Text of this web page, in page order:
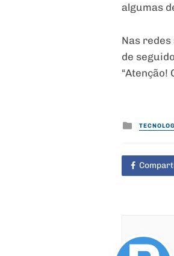
algumas
Nas
de
“Atenção!
Posted
in